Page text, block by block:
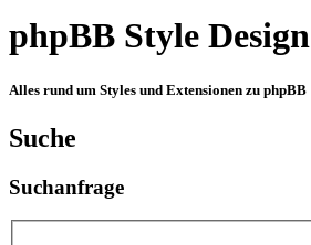
phpBB Style Design
Alles rund um Styles und Extensionen zu phpBB
Suche
Suchanfrage